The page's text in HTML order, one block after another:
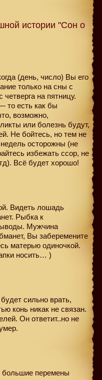
истории "Сон о
(день, число) Вы его
только на сны с
четверга на пятницу.
то есть как бы
возможно,
или болезнь будут,
Не бойтесь, но тем не
осторожны (не
избежать ссор, не
Всё будет хорошо!
Видеть лошадь
Рыбка к
Мужчина
Вы заберемените
матерью одиночкой.
носить… )
сильно врать,
конь никак не связан.
Он ответит..но не
большие перемены